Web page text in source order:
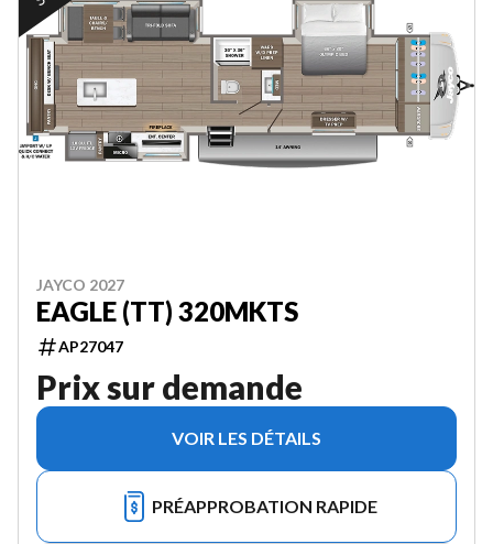
JAYCO 2027
EAGLE (TT) 320MKTS
AP27047
Prix sur demande
VOIR LES DÉTAILS
PRÉAPPROBATION RAPIDE